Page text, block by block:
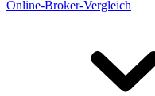
Online-Broker-Vergleich